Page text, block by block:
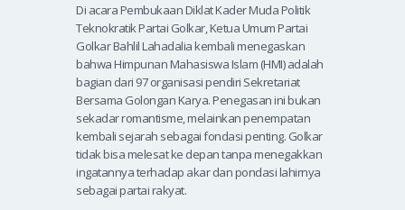
Di acara Pembukaan Diklat Kader Muda Politik
Teknokratik Partai Golkar, Ketua Umum Partai
Golkar Bahlil Lahadalia kembali menegaskan
bahwa Himpunan Mahasiswa Islam (HMI) adalah
bagian dari 97 organisasi pendiri Sekretariat
Bersama Golongan Karya. Penegasan ini bukan
sekadar romantisme, melainkan penempatan
kembali sejarah sebagai fondasi penting. Golkar
tidak bisa melesat ke depan tanpa menegakkan
ingatannya terhadap akar dan pondasi lahirnya
sebagai partai rakyat.